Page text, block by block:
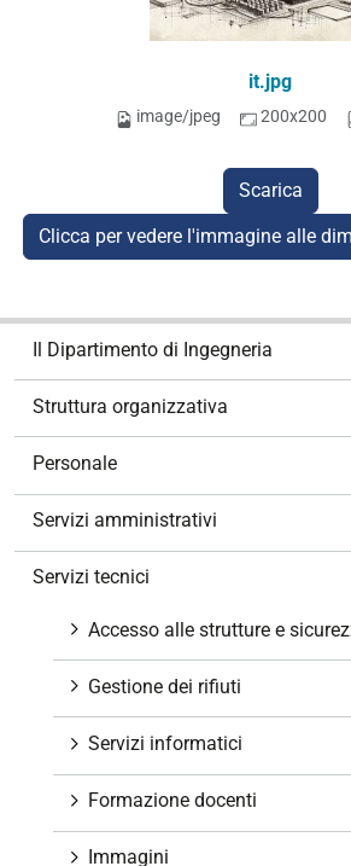
it.jpg
image/jpeg 200x200
Scarica
Clicca per vedere l'immagine alle
Il Dipartimento di Ingegneria
Struttura organizzativa
Personale
Servizi amministrativi
Servizi tecnici
Accesso alle strutture e
Gestione dei rifiuti
Servizi informatici
Formazione docenti
Immagini